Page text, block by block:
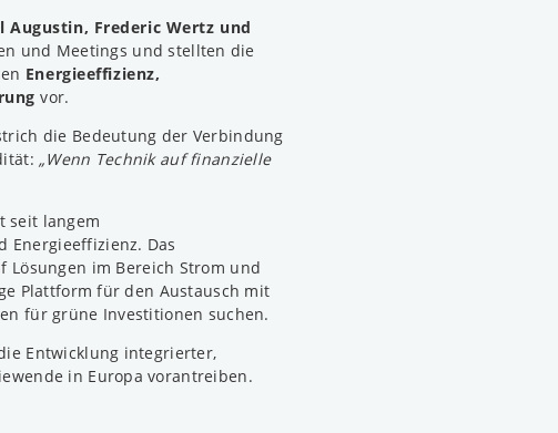
Augustin, Frederic Wertz und
und Meetings und stellten die
Energieeffizienz,
vor.
die Bedeutung der Verbindung
„Wenn Technik auf finanzielle
seit langem
Energieeffizienz. Das
Lösungen im Bereich Strom und
Plattform für den Austausch mit
für grüne Investitionen suchen.
Entwicklung integrierter,
in Europa vorantreiben.